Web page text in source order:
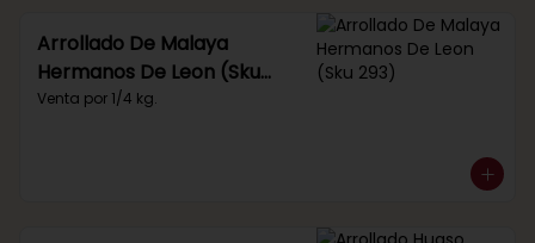
Arrollado De Malaya
Hermanos De Leon (Sku
293)
Venta por 1/4 kg.